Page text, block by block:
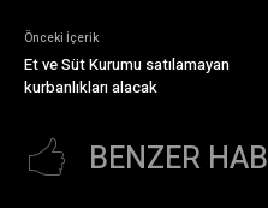
Önceki İçerik
Et ve Süt Kurumu satılamayan
kurbanlıkları alacak
BENZER